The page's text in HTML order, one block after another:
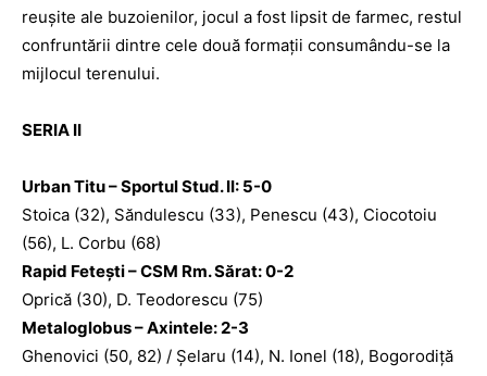
reuşite ale buzoienilor, jocul a fost lipsit de farmec, restul
confruntării dintre cele două formaţii consumându-se la
mijlocul terenului.
SERIA II
Urban Titu – Sportul Stud. II: 5-0
Stoica (32), Săndulescu (33), Penescu (43), Ciocotoiu
(56), L. Corbu (68)
Rapid Feteşti – CSM Rm. Sărat: 0-2
Oprică (30), D. Teodorescu (75)
Metaloglobus – Axintele: 2-3
Ghenovici (50, 82) / Şelaru (14), N. Ionel (18), Bogorodiţă